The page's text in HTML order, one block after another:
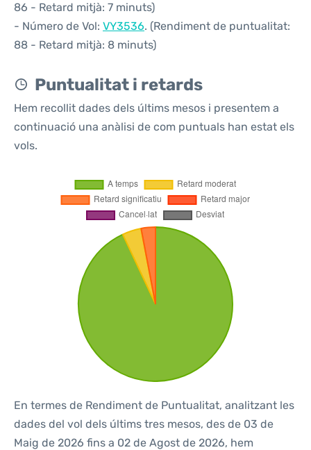
86 - Retard mitjà: 7 minuts)
- Número de Vol: VY3536. (Rendiment de puntualitat:
88 - Retard mitjà: 8 minuts)
Puntualitat i retards
Hem recollit dades dels últims mesos i presentem a
continuació una anàlisi de com puntuals han estat els
vols.
En termes de Rendiment de Puntualitat, analitzant les
dades del vol dels últims tres mesos, des de 03 de
Maig de 2026 fins a 02 de Agost de 2026, hem